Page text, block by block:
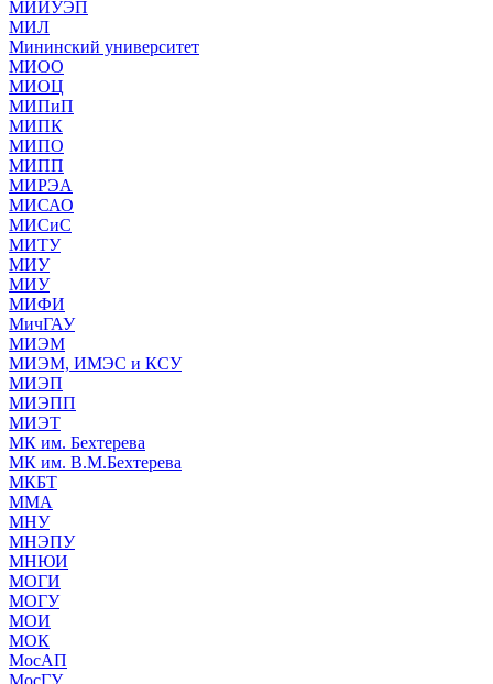
МИИУЭП
МИЛ
Мининский университет
МИОО
МИОЦ
МИПиП
МИПК
МИПО
МИПП
МИРЭА
МИСАО
МИСиС
МИТУ
МИУ
МИУ
МИФИ
МичГАУ
МИЭМ
МИЭМ, ИМЭС и КСУ
МИЭП
МИЭПП
МИЭТ
МК им. Бехтерева
МК им. В.М.Бехтерева
МКБТ
ММА
МНУ
МНЭПУ
МНЮИ
МОГИ
МОГУ
МОИ
МОК
МосАП
МосГУ